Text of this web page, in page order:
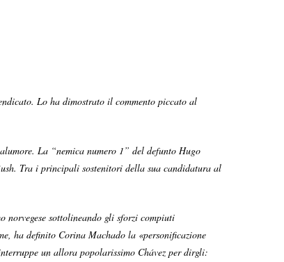
Lo ha dimostrato il commento piccato al
La “nemica numero 1” del defunto Hugo
Tra i principali sostenitori della sua candidatura al
norvegese sottolineando gli sforzi compiuti
ha definito Corina Machado la «personificazione
un allora popolarissimo Chávez per dirgli: